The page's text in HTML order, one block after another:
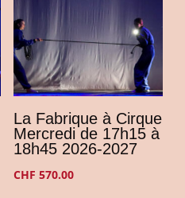
La Fabrique à Cirque
Mercredi de 17h15 à
18h45 2026-2027
CHF 570.00